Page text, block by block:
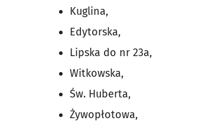
Kuglina,
Edytorska,
Lipska do nr 23a,
Witkowska,
Św. Huberta,
Żywopłotowa,